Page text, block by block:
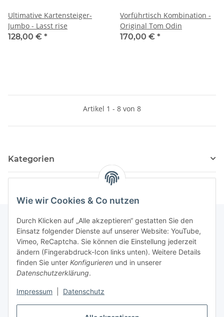
Wie wir Cookies & Co nutzen
Durch Klicken auf „Alle akzeptieren“ gestatten Sie den
Einsatz folgender Dienste auf unserer Website: YouTube,
Vimeo, ReCaptcha. Sie können die Einstellung jederzeit
ändern (Fingerabdruck-Icon links unten). Weitere Details
finden Sie unter Konfigurieren und in unserer
Datenschutzerklärung.
Impressum Datenschutz
Ultimative Kartensteiger-
Jumbo - Lasst rise
128,00 € *
Vorführtisch Kombination -
Original Tom Odin
170,00 € *
Artikel 1 - 8 von 8
Kategorien
Informationen
Gesetzliche Informationen